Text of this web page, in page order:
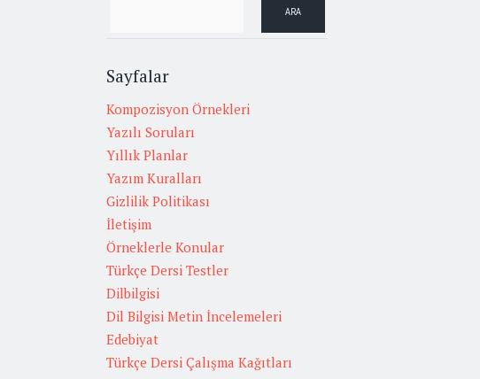
Sayfalar
Kompozisyon Örnekleri
Yazılı Soruları
Yıllık Planlar
Yazım Kuralları
Gizlilik Politikası
İletişim
Örneklerle Konular
Türkçe Dersi Testler
Dilbilgisi
Dil Bilgisi Metin İncelemeleri
Edebiyat
Türkçe Dersi Çalışma Kağıtları